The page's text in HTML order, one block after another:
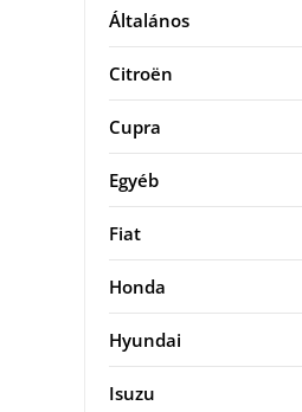
Általános
Citroën
Cupra
Egyéb
Fiat
Honda
Hyundai
Isuzu